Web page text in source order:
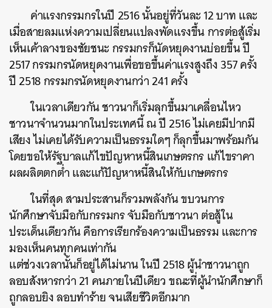
ค่าแรงกรรมกรในปี 2516 นั้นอยู่ที่วันละ 12 บาท และ
เมื่อสายลมแห่งความเปลี่ยนแปลงพัดแรงขึ้น การต่อสู้เริ่ม
เห็นเค้าลางของชัยชนะ กรรมกรก็นัดหยุดงานบ่อยขึ้น ปี
2517 กรรมกรนัดหยุดงานเพื่อขอขึ้นค่าแรงสูงถึง 357 ครั้ง
ปี 2518 กรรมกรนัดหยุดงานกว่า 241 ครั้ง
ในเวลาเดียวกัน ชาวนาก็เริ่มลุกขึ้นมาเคลื่อนไหว
ชาวนาจำนวนมากในประเทศนี้ ณ ปี 2516 ไม่เคยมีปากมี
เสียง ไม่เคยได้รับความเป็นธรรมใดๆ ก็ลุกขึ้นมาพร้อมกัน
โดยขอให้รัฐบาลแก้ไขปัญหาหนี้สินเกษตรกร แก้ไขราคา
ผลผลิตตกต่ำ และแก้ปัญหาหนี้สินให้กับเกษตรกร
ในที่สุด สามประสานก็รวมพลังกัน ขบวนการ
นักศึกษาจับมือกับกรรมกร จับมือกับชาวนา ต่อสู้ใน
ประเด็นเดียวกัน คือการเรียกร้องความเป็นธรรม และการ
มองเห็นคนทุกคนเท่ากัน
แต่ช่วงเวลานั้นก็อยู่ได้ไม่นาน ในปี 2518 ผู้นำชาวนาถูก
ลอบสังหารกว่า 21 คนภายในปีเดียว ขณะที่ผู้นำนักศึกษาก็
ถูกลอบยิง ลอบทำร้าย จนเสียชีวิตอีกมาก